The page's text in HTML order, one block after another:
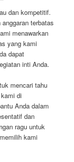
dan kompetitif.
terbatas
menawarkan
yang kami
dapat
inti Anda.
mencari tahu
di
Anda dalam
dan
ragu untuk
kami